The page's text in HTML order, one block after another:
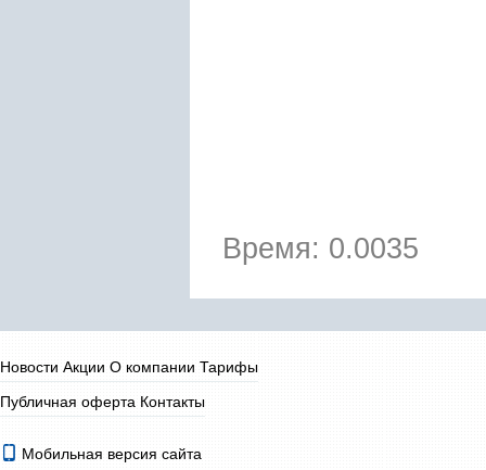
Время: 0.0035
Новости Акции О компании Тарифы
Публичная оферта Контакты
Мобильная версия сайта